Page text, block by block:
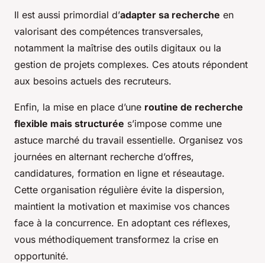
Il est aussi primordial d’adapter sa recherche en
valorisant des compétences transversales,
notamment la maîtrise des outils digitaux ou la
gestion de projets complexes. Ces atouts répondent
aux besoins actuels des recruteurs.
Enfin, la mise en place d’une routine de recherche
flexible mais structurée s’impose comme une
astuce marché du travail essentielle. Organisez vos
journées en alternant recherche d’offres,
candidatures, formation en ligne et réseautage.
Cette organisation régulière évite la dispersion,
maintient la motivation et maximise vos chances
face à la concurrence. En adoptant ces réflexes,
vous méthodiquement transformez la crise en
opportunité.